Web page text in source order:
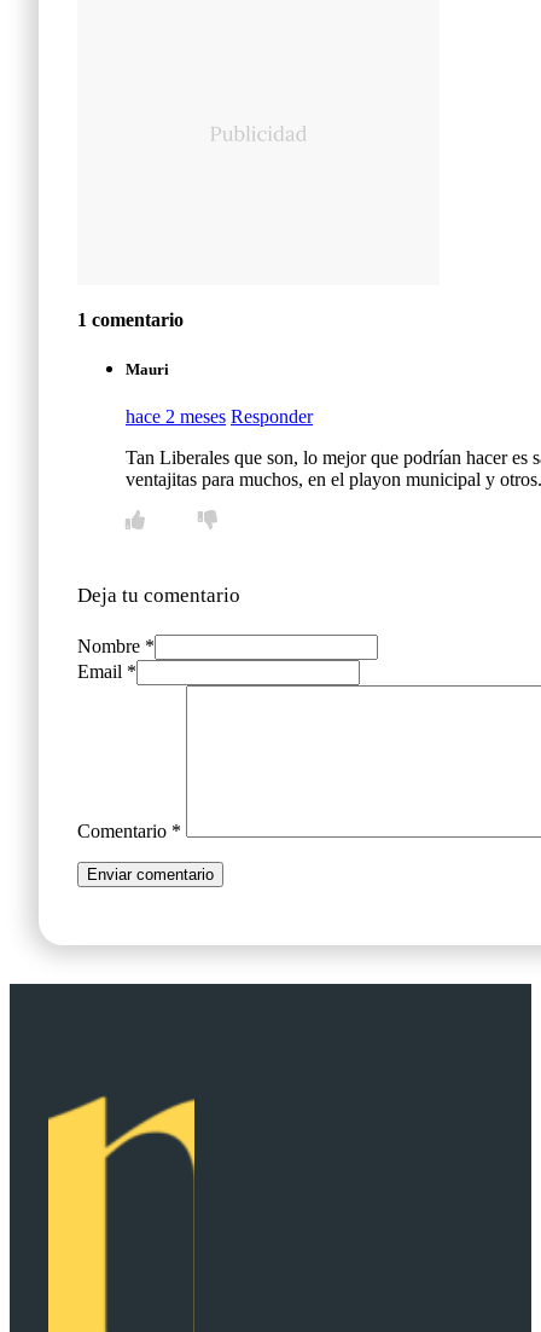
1 comentario
Mauri
hace 2 meses Responder
Tan Liberales que son, lo mejor que podrían hacer es
ventajitas para muchos, en el playon municipal y otros.
Deja tu comentario
Nombre *
Email *
Comentario *